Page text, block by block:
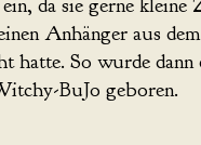
da sie gerne
Anhänger aus
hatte. So wurde dann
BuJo geboren.